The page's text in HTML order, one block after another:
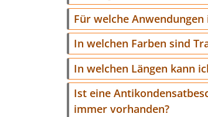
Für welche
In welchen Farben sind
In welchen Längen kann
Ist eine
immer vorhanden?